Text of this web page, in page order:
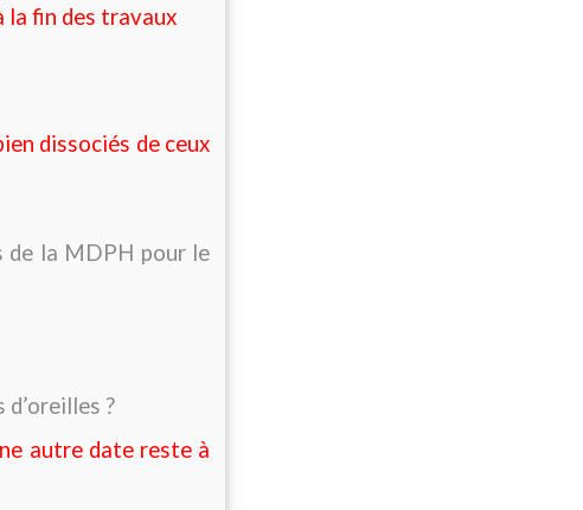
la fin des travaux
dissociés de ceux
de la MDPH pour le
?
autre date reste à